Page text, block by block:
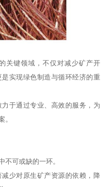
关键领域，不仅对减少矿产开
实现绿色制造与循环经济的重
于通过专业、高效的服务，为
。
不可或缺的一环。
少对原生矿产资源的依赖，降